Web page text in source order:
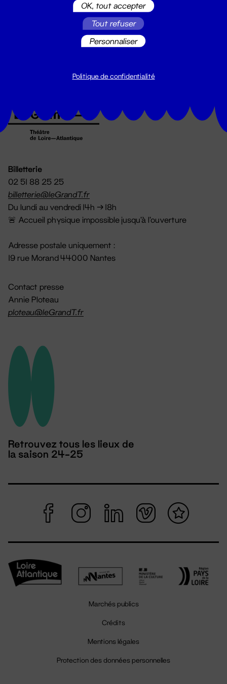
Suivez toutes les actualités du
Billetterie
02 51 88 25 25
billetterie@leGrandT.fr
Du lundi au vendredi 14h → 18h
🚨 Accueil physique impossible jusqu'à l'ouverture
Adresse postale uniquement :
19 rue Morand 44000 Nantes
Contact presse
Annie Ploteau
ploteau@leGrandT.fr
Retrouvez tous les lieux de
la saison 24-25
Marchés publics
Crédits
Mentions légales
Protection des données personnelles
OK, tout accepter
Tout refuser
Personnaliser
Politique de confidentialité